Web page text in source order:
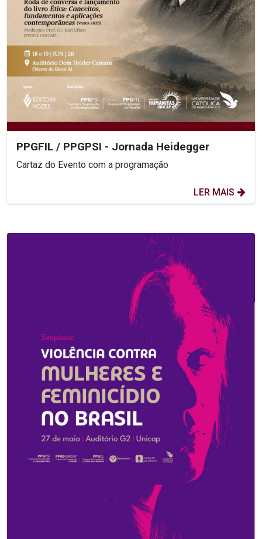
PPGFIL / PPGPSI - Jornada Heidegger
Cartaz do Evento com a programação
LER MAIS